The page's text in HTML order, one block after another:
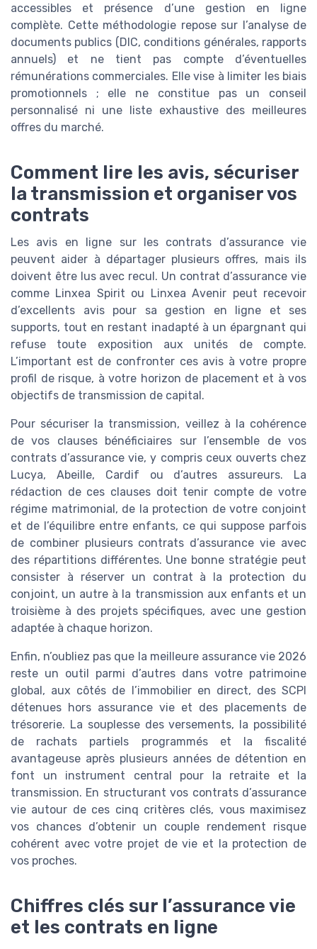
accessibles et présence d’une gestion en ligne
complète. Cette méthodologie repose sur l’analyse de
documents publics (DIC, conditions générales, rapports
annuels) et ne tient pas compte d’éventuelles
rémunérations commerciales. Elle vise à limiter les biais
promotionnels ; elle ne constitue pas un conseil
personnalisé ni une liste exhaustive des meilleures
offres du marché.
Comment lire les avis, sécuriser
la transmission et organiser vos
contrats
Les avis en ligne sur les contrats d’assurance vie
peuvent aider à départager plusieurs offres, mais ils
doivent être lus avec recul. Un contrat d’assurance vie
comme Linxea Spirit ou Linxea Avenir peut recevoir
d’excellents avis pour sa gestion en ligne et ses
supports, tout en restant inadapté à un épargnant qui
refuse toute exposition aux unités de compte.
L’important est de confronter ces avis à votre propre
profil de risque, à votre horizon de placement et à vos
objectifs de transmission de capital.
Pour sécuriser la transmission, veillez à la cohérence
de vos clauses bénéficiaires sur l’ensemble de vos
contrats d’assurance vie, y compris ceux ouverts chez
Lucya, Abeille, Cardif ou d’autres assureurs. La
rédaction de ces clauses doit tenir compte de votre
régime matrimonial, de la protection de votre conjoint
et de l’équilibre entre enfants, ce qui suppose parfois
de combiner plusieurs contrats d’assurance vie avec
des répartitions différentes. Une bonne stratégie peut
consister à réserver un contrat à la protection du
conjoint, un autre à la transmission aux enfants et un
troisième à des projets spécifiques, avec une gestion
adaptée à chaque horizon.
Enfin, n’oubliez pas que la meilleure assurance vie 2026
reste un outil parmi d’autres dans votre patrimoine
global, aux côtés de l’immobilier en direct, des SCPI
détenues hors assurance vie et des placements de
trésorerie. La souplesse des versements, la possibilité
de rachats partiels programmés et la fiscalité
avantageuse après plusieurs années de détention en
font un instrument central pour la retraite et la
transmission. En structurant vos contrats d’assurance
vie autour de ces cinq critères clés, vous maximisez
vos chances d’obtenir un couple rendement risque
cohérent avec votre projet de vie et la protection de
vos proches.
Chiffres clés sur l’assurance vie
et les contrats en ligne